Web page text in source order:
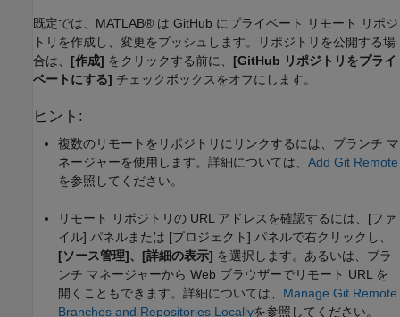
既定では、MATLAB® は GitHub にプライベート リモート リポジ
トリを作成し、変更をプッシュします。リポジトリを公開する場
合は、 [作成] をクリックする前に、 [GitHub リポジトリをプライ
ベートにする] チェックボックスをオフにします。
ヒント:
複数のリモートをリポジトリにリンクするには、ブランチ マ
ネージャーを使用します。詳細については、 Add Git Remote
を参照してください。
リモート リポジトリの URL アドレスを確認するには、[ファ
イル] パネルまたは [プロジェクト] パネルで右クリックし、
[ソース管理]、[詳細の表示] を選択します。あるいは、ブラ
ンチ マネージャーから Web ブラウザーでリモート URL を
開くこともできます。詳細については、 Manage Git Remote
Branches and Repositories Locallyを参照してください。